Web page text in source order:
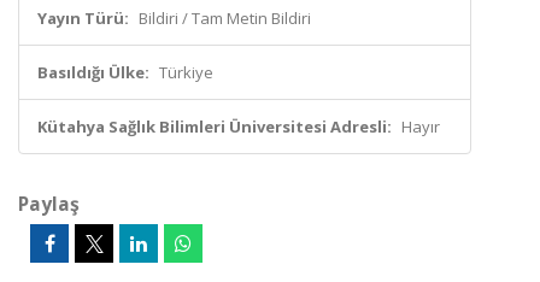
Yayın Türü: Bildiri / Tam Metin Bildiri
Basıldığı Ülke: Türkiye
Kütahya Sağlık Bilimleri Üniversitesi Adresli: Hayır
Paylaş